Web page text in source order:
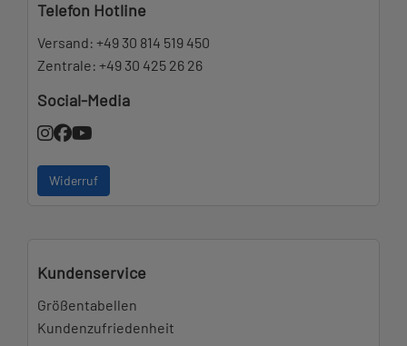
Telefon Hotline
Versand: +49 30 814 519 450
Zentrale: +49 30 425 26 26
Social-Media
Widerruf
Kundenservice
Größentabellen
Kundenzufriedenheit